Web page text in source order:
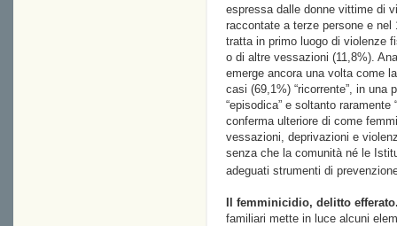
espressa dalle donne vittime di
raccontate a terze persone e
tratta in primo luogo di violenze
o di altre vessazioni (11,8%).
emerge ancora una volta come
casi (69,1%) “ricorrente”, in una
“episodica” e soltanto
conferma ulteriore di come
vessazioni, deprivazioni e
senza che la comunità né le
adeguati strumenti di
Il femminicidio, delitto
familiari mette in luce alcuni